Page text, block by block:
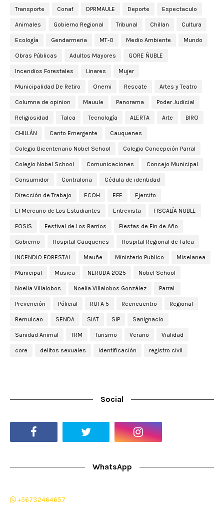
Transporte Conaf DPRMAULE Deporte Espectaculo
Animales Gobierno Regional Tribunal Chillan Cultura
Ecología Gendarmeria MT-0 Medio Ambiente Mundo
Obras Públicas Adultos Mayores GORE ÑUBLE
Incendios Forestales Linares Mujer
Municipalidad De Retiro Onemi Rescate Artes y Teatro
Columna de opinion Mauule Panorama Poder Judicial
Religiosidad Talca Tecnología ALERTA Arte BIRO
CHILLÁN Canto Emergente Cauquenes
Colegio Bicentenario Nobel School Colegio Concepción Parral
Colegio Nobel School Comunicaciones Concejo Municipal
Consumidor Contraloria Cédula de identidad
Dirección de Trabajo ECOH EFE Ejercito
El Mercurio de Los Estudiantes Entrevista FISCALÍA ÑUBLE
FOSIS Festival de Los Barrios Fiestas de Fin de Año
Gobierno Hospital Cauquenes Hospital Regional de Talca
INCENDIO FORESTAL Mauñe Ministerio Publico Miselanea
Municipal Musica NERUDA 2025 Nobel School
Noelia Villalobos Noelia Villalobos González Parral.
Prevención Pólicial RUTA 5 Reencuentro Regional
Remulcao SENDA SIAT SIP SanIgnacio
Sanidad Animal TRM Turismo Verano Vialidad
core delitos sexuales identificación registro civil
Social
WhatsApp
+56732464657